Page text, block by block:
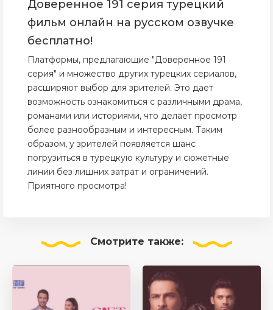
Доверенное 191 серия турецкий
фильм онлайн на русском озвучке
бесплатно!
Платформы, предлагающие "Доверенное 191
серия" и множество других турецких сериалов,
расширяют выбор для зрителей. Это дает
возможность ознакомиться с различными драма,
романами или историями, что делает просмотр
более разнообразным и интересным. Таким
образом, у зрителей появляется шанс
погрузиться в турецкую культуру и сюжетные
линии без лишних затрат и ограничений.
Приятного просмотра!
Смотрите также: